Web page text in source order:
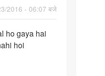
2016 - 06:07 बजे
ho gaya hai
hoi